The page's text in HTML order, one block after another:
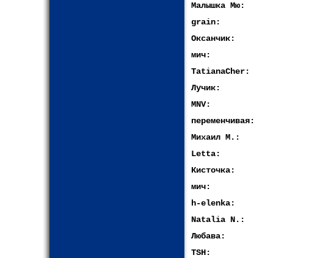
Малышка Мю:
grain:
Оксанчик:
мич:
TatianaCher:
Лучик:
MNV:
переменчивая:
Михаил М.:
Letta:
Кисточка:
мич:
h-elenka:
Natalia N.:
Любава:
TSH: